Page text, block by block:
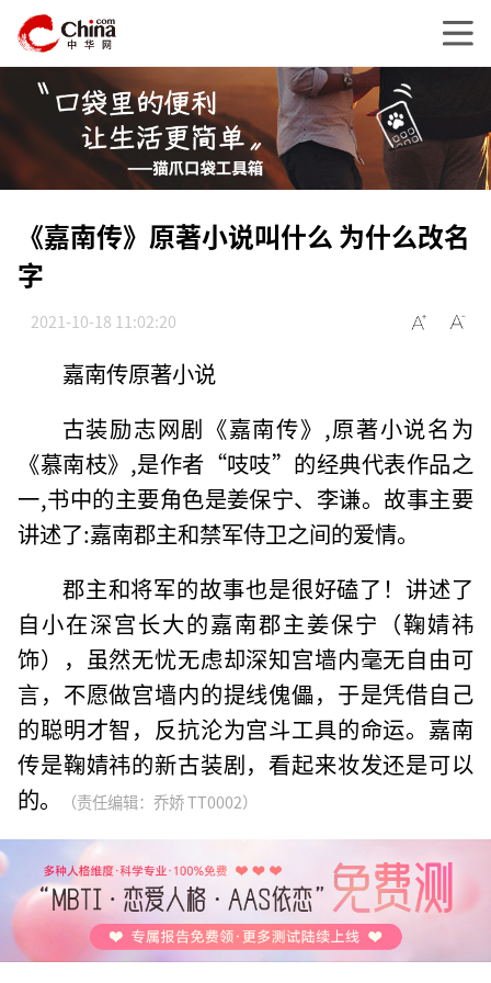
《嘉南传》原著小说叫什么 为什么改名
字
2021-10-18 11:02:20
嘉南传原著小说
古装励志网剧《嘉南传》,原著小说名为
《慕南枝》,是作者“吱吱”的经典代表作品之
一,书中的主要角色是姜保宁、李谦。故事主要
讲述了:嘉南郡主和禁军侍卫之间的爱情。
郡主和将军的故事也是很好磕了！讲述了
自小在深宫长大的嘉南郡主姜保宁（鞠婧祎
饰），虽然无忧无虑却深知宫墙内毫无自由可
言，不愿做宫墙内的提线傀儡，于是凭借自己
的聪明才智，反抗沦为宫斗工具的命运。嘉南
传是鞠婧祎的新古装剧，看起来妆发还是可以
的。
（责任编辑：乔娇 TT0002）